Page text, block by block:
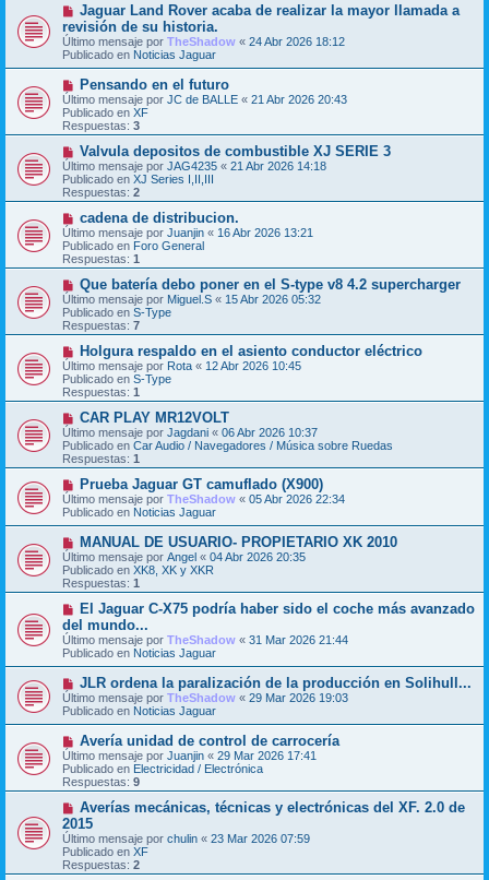
e
m
e
n
s
a
e
N
e
v
o
m
n
s
a
j
e
Jaguar Land Rover acaba de realizar la mayor llamada a
revisión de su historia.
Último mensaje por TheShadow « 24 Abr 2026 18:12
Publicado en Noticias Jaguar
N
u
e
v
o
m
e
n
s
a
e
Pensando en el futuro
Último mensaje por JC de BALLE « 21 Abr 2026 20:43
Publicado en XF
Respuestas: 3
N
u
e
v
o
m
e
n
s
a
e
Valvula depositos de combustible XJ SERIE 3
Último mensaje por JAG4235 « 21 Abr 2026 14:18
Publicado en XJ Series I,II,III
Respuestas: 2
N
u
e
v
o
m
e
n
s
a
e
cadena de distribucion.
Último mensaje por Juanjin « 16 Abr 2026 13:21
Publicado en Foro General
Respuestas: 1
N
u
e
v
o
m
e
n
s
a
e
Que batería debo poner en el S-type v8 4.2 supercharger
Último mensaje por Miguel.S « 15 Abr 2026 05:32
Publicado en S-Type
Respuestas: 7
N
u
e
v
o
m
e
n
s
a
e
Holgura respaldo en el asiento conductor eléctrico
Último mensaje por Rota « 12 Abr 2026 10:45
Publicado en S-Type
Respuestas: 1
N
u
e
v
o
m
e
n
s
e
CAR PLAY MR12VOLT
Último mensaje por Jagdani « 06 Abr 2026 10:37
Publicado en Car Audio / Navegadores / Música sobre Ruedas
Respuestas: 1
N
u
e
v
o
m
e
n
s
e
Prueba Jaguar GT camuflado (X900)
Último mensaje por TheShadow « 05 Abr 2026 22:34
Publicado en Noticias Jaguar
N
u
e
v
o
m
e
n
s
a
j
e
MANUAL DE USUARIO- PROPIETARIO XK 2010
Último mensaje por Angel « 04 Abr 2026 20:35
Publicado en XK8, XK y XKR
Respuestas: 1
N
u
e
v
o
m
e
n
s
a
e
El Jaguar C-X75 podría haber sido el coche más avanzado
del mundo...
Último mensaje por TheShadow « 31 Mar 2026 21:44
Publicado en Noticias Jaguar
N
u
e
v
m
e
n
s
e
JLR ordena la paralización de la producción en Solihull...
Último mensaje por TheShadow « 29 Mar 2026 19:03
Publicado en Noticias Jaguar
N
u
e
v
o
m
e
n
s
a
j
Avería unidad de control de carrocería
Último mensaje por Juanjin « 29 Mar 2026 17:41
Publicado en Electricidad / Electrónica
Respuestas: 9
N
u
e
v
o
m
Averías mecánicas, técnicas y electrónicas del XF. 2.0 de
2015
Último mensaje por chulin « 23 Mar 2026 07:59
Publicado en XF
Respuestas: 2